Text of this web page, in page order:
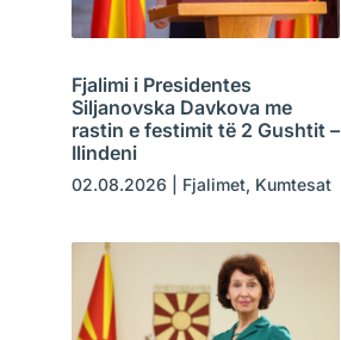
Fjalimi i Presidentes
Siljanovska Davkova me
rastin e festimit të 2 Gushtit –
Ilindeni
02.08.2026 Fjalimet, Kumtesat